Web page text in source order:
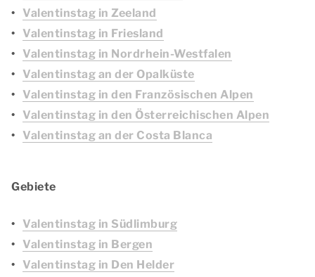
Valentinstag in Zeeland
Valentinstag in Friesland
Valentinstag in Nordrhein-Westfalen
Valentinstag an der Opalküste
Valentinstag in den Französischen Alpen
Valentinstag in den Österreichischen Alpen
Valentinstag an der Costa Blanca
Gebiete
Valentinstag in Südlimburg
Valentinstag in Bergen
Valentinstag in Den Helder